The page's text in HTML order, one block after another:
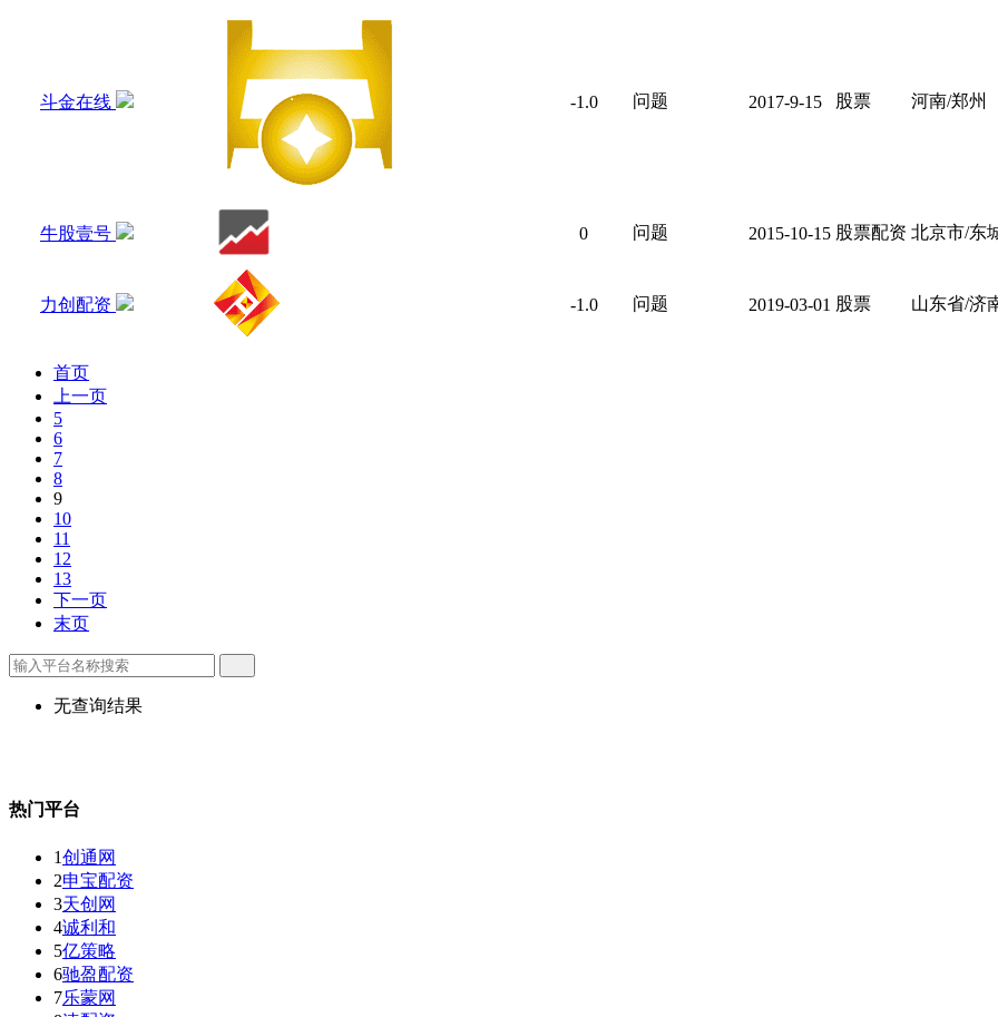
斗金在线 -1.0 问题 2017-9-15 股票 河南/郑州
牛股壹号 0 问题 2015-10-15 股票配资 北京市/东
力创配资 -1.0 问题 2019-03-01 股票 山东省/济
首页
上一页
5
6
7
8
9
10
11
12
13
下一页
末页
无查询结果
热门平台
1创通网
2申宝配资
3天创网
4诚利和
5亿策略
6驰盈配资
7乐蒙网